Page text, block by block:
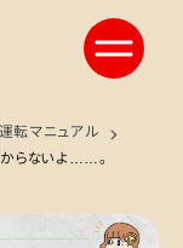
転マニュアル
らないよ……。